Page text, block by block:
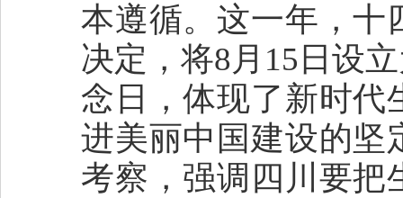
本遵循。这一年，十
决定，将8月15日设
念日，体现了新时代
进美丽中国建设的坚
考察，强调四川要把